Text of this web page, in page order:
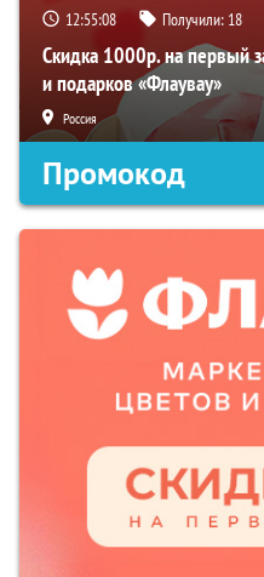
12:55:07 Получили: 18
Скидка 1000р. на первый
и подарков «Флаувау»
Россия
Промокод